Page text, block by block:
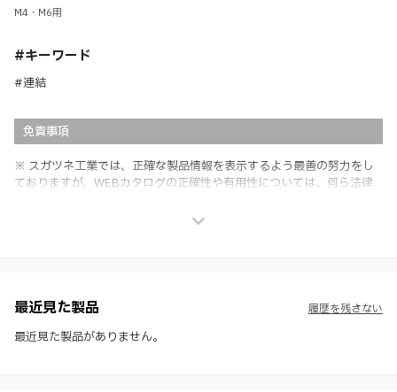
M4・M6用
#キーワード
#連結
免責事項
※ スガツネ工業では、正確な製品情報を表示するよう最善の努力をし
ておりますが、WEBカタログの正確性や有用性については、何ら法律
社製品の使用ご検討、又は販売促進目的の利用に限ります。
※ 本WEBサイト製品情報のご利用にあたっては、WEBサイト利用規
約、プライバシーポリシー、製品情報ガイドをご確認いただき、内容の
最近見た製品
最近見た製品がありません。
履歴を残さない